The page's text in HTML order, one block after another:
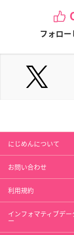
フォロー
にじめんについて
お問い合わせ
利用規約
インフォマティブデー
ー